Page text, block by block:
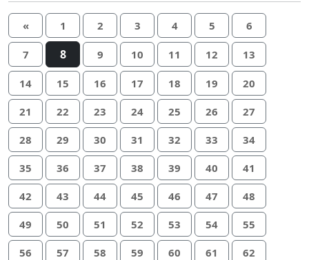
« 1 2 3 4 5 6
7 8 9 10 11 12 13
14 15 16 17 18 19 20
21 22 23 24 25 26 27
28 29 30 31 32 33 34
35 36 37 38 39 40 41
42 43 44 45 46 47 48
49 50 51 52 53 54 55
56 57 58 59 60 61 62